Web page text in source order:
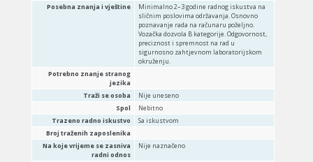
Posebna znanja i vještine
Minimalno 2–3 godine radnog iskustva na
sličnim poslovima održavanja. Osnovno
poznavanje rada na računaru poželjno.
Vozačka dozvola B kategorije. Odgovornost,
preciznost i spremnost na rad u
sigurnosno zahtjevnom laboratorijskom
okruženju.
Potrebno znanje stranog
jezika
Traži se osoba
Nije uneseno
Spol
Nebitno
Trazeno radno iskustvo
Sa iskustvom
Broj traženih zaposlenika
Na koje vrijeme se zasniva
radni odnos
Nije naznačeno